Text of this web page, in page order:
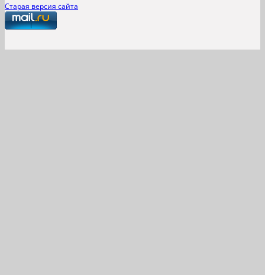
Старая версия сайта